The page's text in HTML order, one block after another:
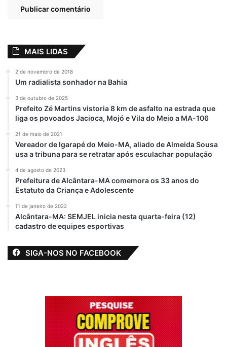
MAIS LIDAS
2 de novembro de 2018
Um radialista sonhador na Bahia
3 de outubro de 2025
Prefeito Zé Martins vistoria 8 km de asfalto na estrada que
liga os povoados Jacioca, Mojó e Vila do Meio a MA-106
21 de maio de 2021
Vereador de Igarapé do Meio-MA, aliado de Almeida Sousa
usa a tribuna para se retratar após esculachar população
4 de agosto de 2023
Prefeitura de Alcântara-MA comemora os 33 anos do
Estatuto da Criança e Adolescente
11 de janeiro de 2022
Alcântara-MA: SEMJEL inicia nesta quarta-feira (12)
cadastro de equipes esportivas
SIGA-NOS NO FACEBOOK